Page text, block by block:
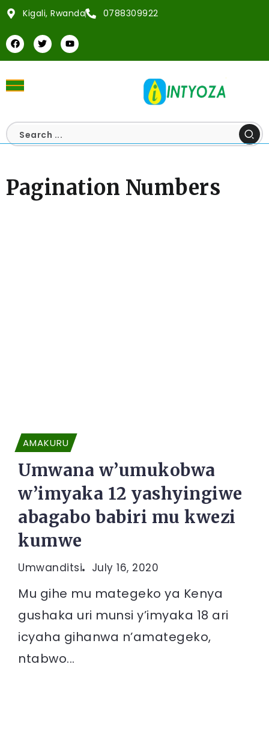
Kigali, Rwanda 0788309922
Pagination Numbers
AMAKURU
Umwana w’umukobwa
w’imyaka 12 yashyingiwe
abagabo babiri mu kwezi
kumwe
Umwanditsi July 16, 2020
Mu gihe mu mategeko ya Kenya
gushaka uri munsi y’imyaka 18 ari
icyaha gihanwa n’amategeko,
ntabwo...